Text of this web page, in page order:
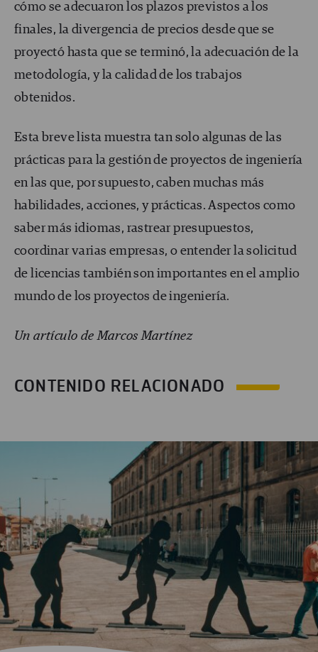
cómo se adecuaron los plazos previstos a los
finales, la divergencia de precios desde que se
proyectó hasta que se terminó, la adecuación de la
metodología, y la calidad de los trabajos
obtenidos.
Esta breve lista muestra tan solo algunas de las
prácticas para la gestión de proyectos de ingeniería
en las que, por supuesto, caben muchas más
habilidades, acciones, y prácticas. Aspectos como
saber más idiomas, rastrear presupuestos,
coordinar varias empresas, o entender la solicitud
de licencias también son importantes en el amplio
mundo de los proyectos de ingeniería.
Un artículo de Marcos Martínez
CONTENIDO RELACIONADO